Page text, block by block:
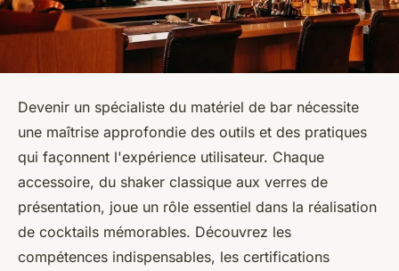
Devenir un spécialiste du matériel de bar nécessite
une maîtrise approfondie des outils et des pratiques
qui façonnent l'expérience utilisateur. Chaque
accessoire, du shaker classique aux verres de
présentation, joue un rôle essentiel dans la réalisation
de cocktails mémorables. Découvrez les
compétences indispensables, les certifications